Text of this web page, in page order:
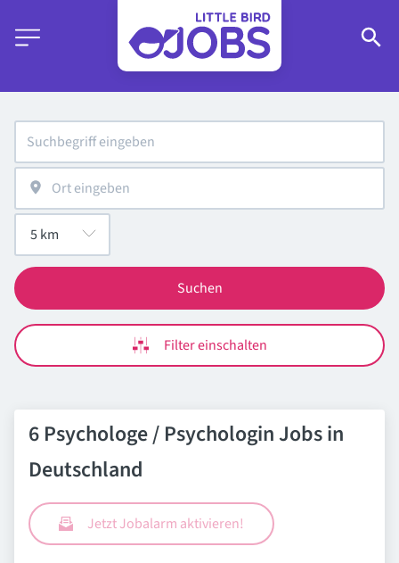
Suchen
Filter einschalten
6 Psychologe / Psychologin Jobs in
Deutschland
Jetzt Jobalarm aktivieren!